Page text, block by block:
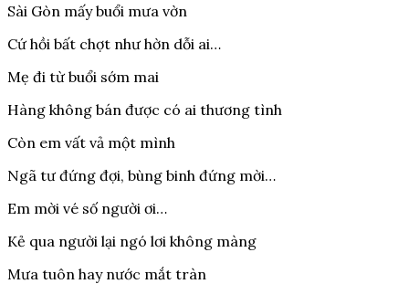
Sài Gòn mấy buổi mưa vờn
Cứ hồi bất chợt như hờn dỗi ai…
Mẹ đi từ buổi sớm mai
Hàng không bán được có ai thương tình
Còn em vất vả một mình
Ngã tư đứng đợi, bùng binh đứng mời…
Em mời vé số người ơi…
Kẻ qua người lại ngó lơi không màng
Mưa tuôn hay nước mắt tràn